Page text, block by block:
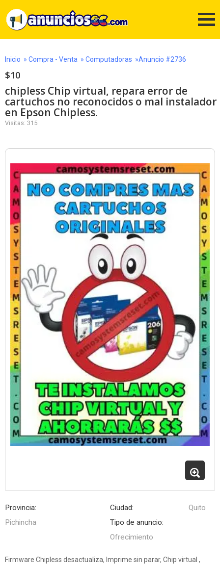
Inicio » Compra - Venta » Computadoras »Anuncio #2736
$10
chipless Chip virtual, repara error de
cartuchos no reconocidos o mal instalador
en Epson Chipless.
Visitas: 315
Provincia:
Pichincha
Ciudad:
Quito
Tipo de anuncio:
Ofrecimiento
Firmware Chipless desactualiza, Imprime sin parar, Chip virtual ,